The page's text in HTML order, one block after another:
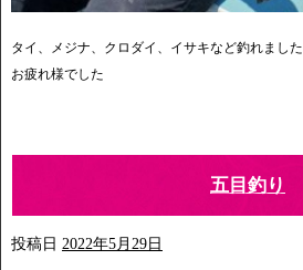
タイ、メジナ、クロダイ、イサキなど釣れました
お疲れ様でした
五目釣り
投稿日 2022年5月29日